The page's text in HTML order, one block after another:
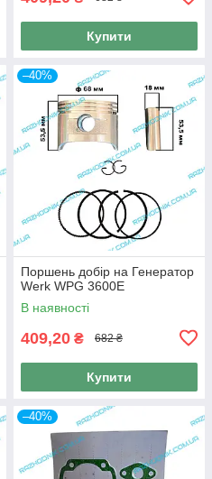
Купити
–40%
Поршень добір на Генератор
Werk WPG 3600E
В наявності
409,20 ₴ 682 ₴
Купити
–40%